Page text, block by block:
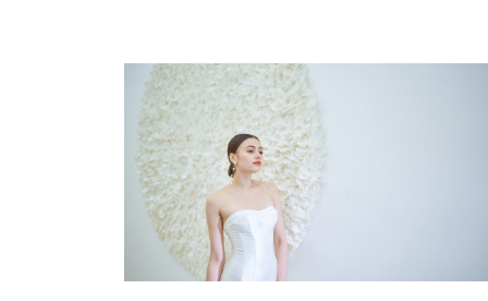
TRUNK (HOTEL) CAT STREET
act
03-5766-3200